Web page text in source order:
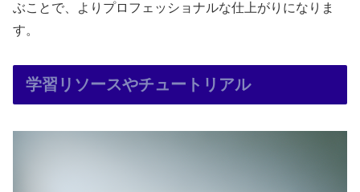
ぶことで、よりプロフェッショナルな仕上がりになりま
す。
学習リソースやチュートリアル